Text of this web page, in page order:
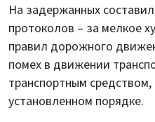
На задержанных
протоколов – за мелкое
правил дорожного
помех в движении
транспортным
установленном порядке.